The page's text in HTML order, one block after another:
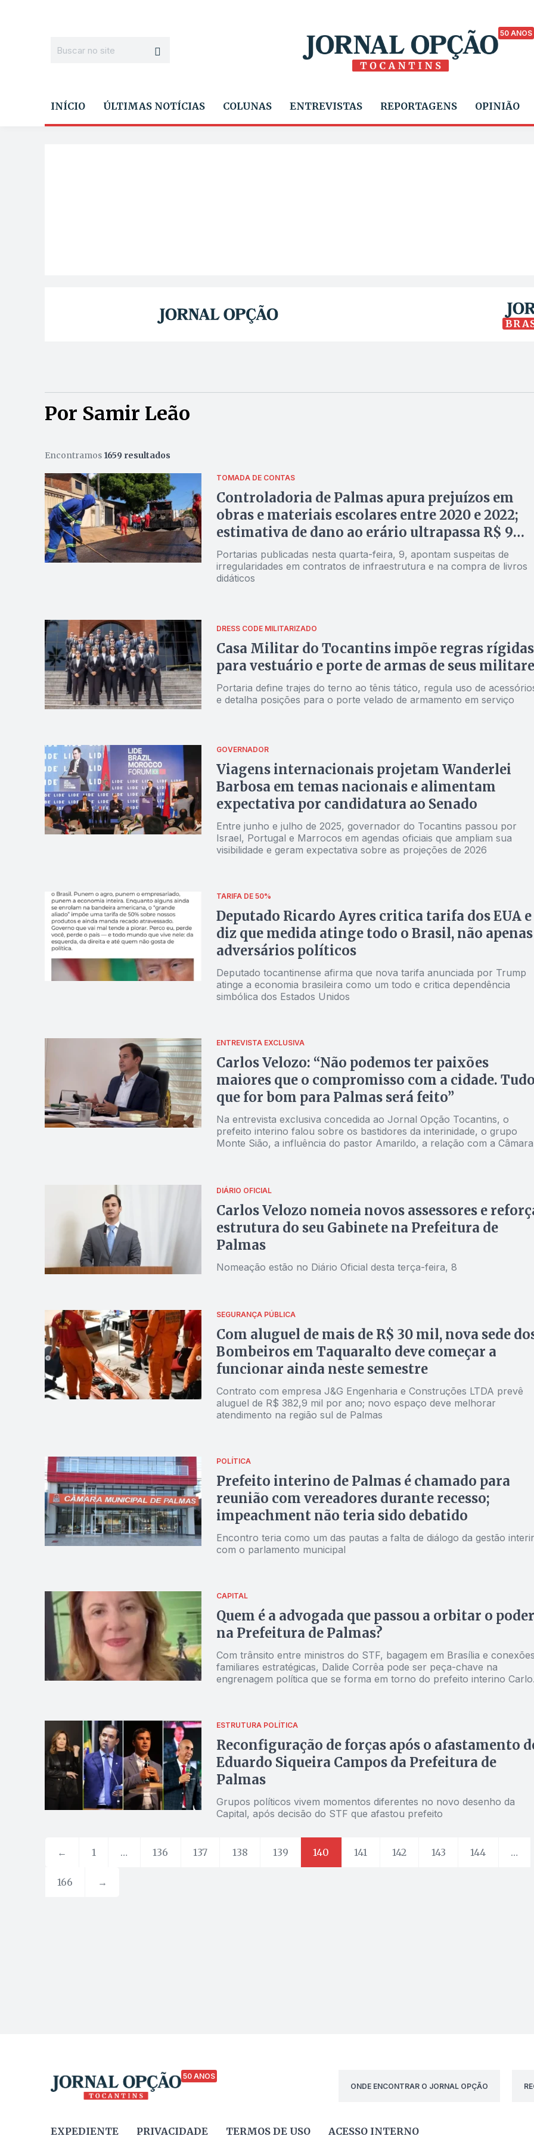
50 ANOS
INÍCIO ÚLTIMAS NOTÍCIAS COLUNAS ENTREVISTAS REPORTAGENS OPINIÃO
Por Samir Leão
Encontramos 1659 resultados
TOMADA DE CONTAS
Controladoria de Palmas apura prejuízos em
obras e materiais escolares entre 2020 e 2022;
estimativa de dano ao erário ultrapassa R$ 9
milhões
Portarias publicadas nesta quarta-feira, 9, apontam suspeitas de
irregularidades em contratos de infraestrutura e na compra de livros
didáticos
DRESS CODE MILITARIZADO
Casa Militar do Tocantins impõe regras rígidas
para vestuário e porte de armas de seus
Portaria define trajes do terno ao tênis tático, regula uso de
e detalha posições para o porte velado de armamento em serviço
GOVERNADOR
Viagens internacionais projetam Wanderlei
Barbosa em temas nacionais e alimentam
expectativa por candidatura ao Senado
Entre junho e julho de 2025, governador do Tocantins passou por
Israel, Portugal e Marrocos em agendas oficiais que ampliam sua
visibilidade e geram expectativa sobre as projeções de 2026
TARIFA DE 50%
Deputado Ricardo Ayres critica tarifa dos EUA e
diz que medida atinge todo o Brasil, não apenas
adversários políticos
Deputado tocantinense afirma que nova tarifa anunciada por Trump
atinge a economia brasileira como um todo e critica dependência
simbólica dos Estados Unidos
ENTREVISTA EXCLUSIVA
Carlos Velozo: “Não podemos ter paixões
maiores que o compromisso com a cidade.
que for bom para Palmas será feito”
Na entrevista exclusiva concedida ao Jornal Opção Tocantins, o
prefeito interino falou sobre os bastidores da interinidade, o grupo
Monte Sião, a influência do pastor Amarildo, a relação com a
DIÁRIO OFICIAL
Carlos Velozo nomeia novos assessores e
estrutura do seu Gabinete na Prefeitura de
Palmas
Nomeação estão no Diário Oficial desta terça-feira, 8
SEGURANÇA PÚBLICA
Com aluguel de mais de R$ 30 mil, nova sede
Bombeiros em Taquaralto deve começar a
funcionar ainda neste semestre
Contrato com empresa J&G Engenharia e Construções LTDA prevê
aluguel de R$ 382,9 mil por ano; novo espaço deve melhorar
atendimento na região sul de Palmas
POLÍTICA
Prefeito interino de Palmas é chamado para
reunião com vereadores durante recesso;
impeachment não teria sido debatido
Encontro teria como um das pautas a falta de diálogo da gestão
com o parlamento municipal
CAPITAL
Quem é a advogada que passou a orbitar o poder
na Prefeitura de Palmas?
Com trânsito entre ministros do STF, bagagem em Brasília e
familiares estratégicas, Dalide Corrêa pode ser peça-chave na
engrenagem política que se forma em torno do prefeito interino
ESTRUTURA POLÍTICA
Reconfiguração de forças após o afastamento
Eduardo Siqueira Campos da Prefeitura de
Palmas
Grupos políticos vivem momentos diferentes no novo desenho da
Capital, após decisão do STF que afastou prefeito
← 1 … 136 137 138 139 140 141 142 143 144 …
166 →
50 ANOS
ONDE ENCONTRAR O JORNAL OPÇÃO
EXPEDIENTE PRIVACIDADE TERMOS DE USO ACESSO INTERNO